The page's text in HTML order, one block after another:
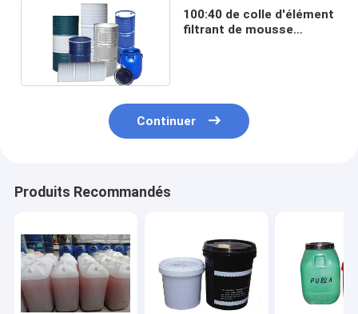
100:40 de colle d'élément
filtrant de mousse
Continuer
Produits Recommandés